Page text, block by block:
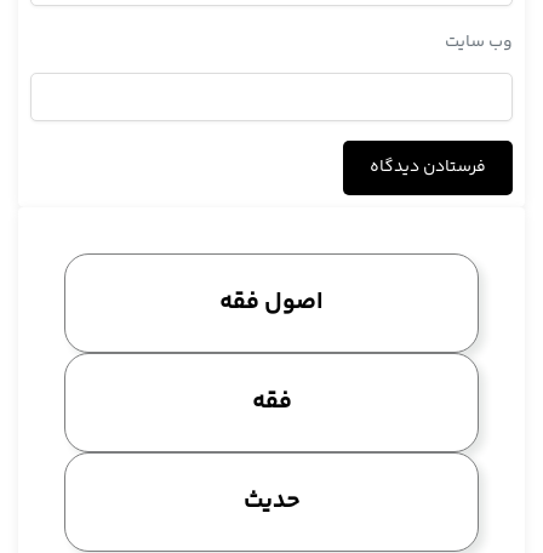
وب‌ سایت
اصول فقه
فقه
حدیث